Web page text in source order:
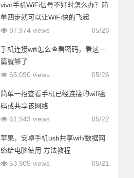
vivo手机WiFi信号不好时怎么办？简
单四步就可以让WiFi快的飞起
05/26
87,974 views
手机连接wifi怎么查看密码，看这一
篇就够了
05/26
65,090 views
简单一招查看手机已经连接的wifi密
码或共享该网络
05/22
61,943 views
苹果，安卓手机usb共享wifi/数据网
络给电脑使用 方法教程
05/21
53,905 views